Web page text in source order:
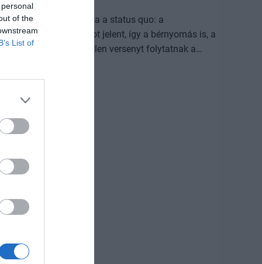
of the
List of
mintha beállt volna a status quo: a
továbbra is gondot jelent, így a bérnyomás is, a
szolgáltatók kíméletlen versenyt folytatnak a
építkezők stabilan fejlődnek, fejlesztenek, a
belül és a szektoron túlmutatóan. Ebben a
szolgáltatói szektor találkozási
helyzetértékelésre fókuszálunk, valamint arra,
és a nap 24 órájában működtetik a privát
Hogyan tudjuk ezt jobban megelőzni? A
10 évre. Magyar egészségügy 2036.